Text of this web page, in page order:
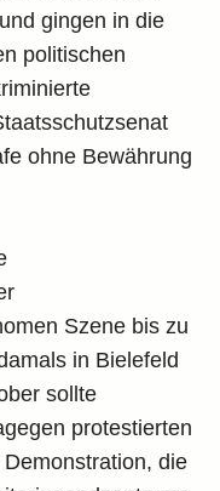
gingen in die
politischen
ohne Bewährung
Szene bis zu
in Bielefeld
sollte
protestierten
die